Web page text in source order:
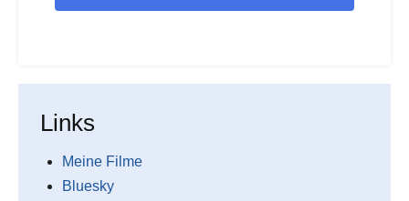
Links
Meine Filme
Bluesky